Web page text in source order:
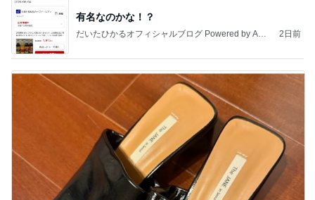
有名なのかな！？
だいたひかるオフィシャルブログ Powered by Ame
2日前